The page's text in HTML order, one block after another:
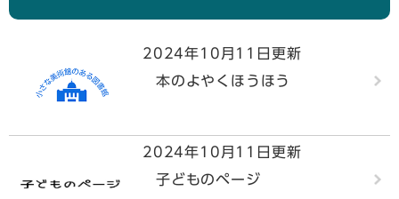
2024年10月11日更新
本のよやくほうほう
2024年10月11日更新
子どものページ